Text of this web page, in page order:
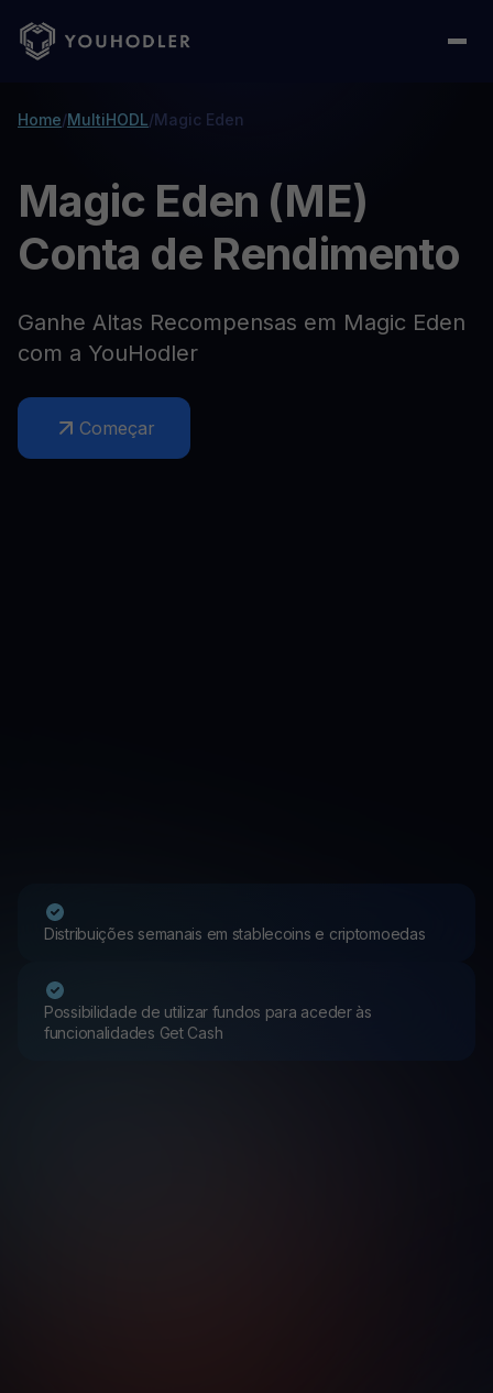
Home/MultiHODL/Magic Eden
Magic Eden (ME)
Conta de Rendimento
Ganhe Altas Recompensas em Magic Eden
com a YouHodler
Começar
Distribuições semanais em stablecoins e criptomoedas
Possibilidade de utilizar fundos para aceder às
funcionalidades Get Cash